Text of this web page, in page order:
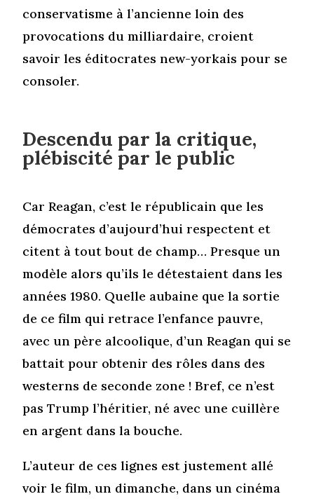
conservatisme à l’ancienne loin des
provocations du milliardaire, croient
savoir les éditocrates new-yorkais pour se
consoler.
Descendu par la critique,
plébiscité par le public
Car Reagan, c’est le républicain que les
démocrates d’aujourd’hui respectent et
citent à tout bout de champ… Presque un
modèle alors qu’ils le détestaient dans les
années 1980. Quelle aubaine que la sortie
de ce film qui retrace l’enfance pauvre,
avec un père alcoolique, d’un Reagan qui se
battait pour obtenir des rôles dans des
westerns de seconde zone ! Bref, ce n’est
pas Trump l’héritier, né avec une cuillère
en argent dans la bouche.
L’auteur de ces lignes est justement allé
voir le film, un dimanche, dans un cinéma